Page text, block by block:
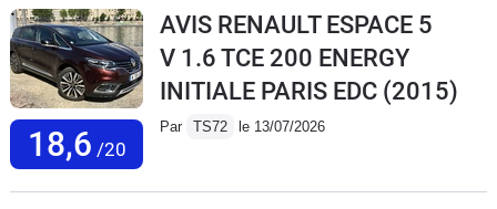
18,6 /20
AVIS RENAULT ESPACE 5
V 1.6 TCE 200 ENERGY
INITIALE PARIS EDC (2015)
Par TS72 le 13/07/2026